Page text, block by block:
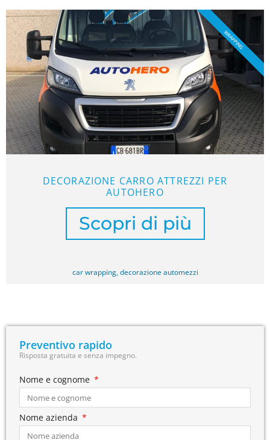
DECORAZIONE CARRO ATTREZZI PER
AUTOHERO
Scopri di più
WRAPPING
car wrapping,decorazione automezzi
Preventivo rapido
Risposta gratuita e senza impegno.
Nome e cognome
Nome azienda